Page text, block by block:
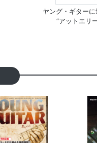
ヤング・ギターに
“アットエリ